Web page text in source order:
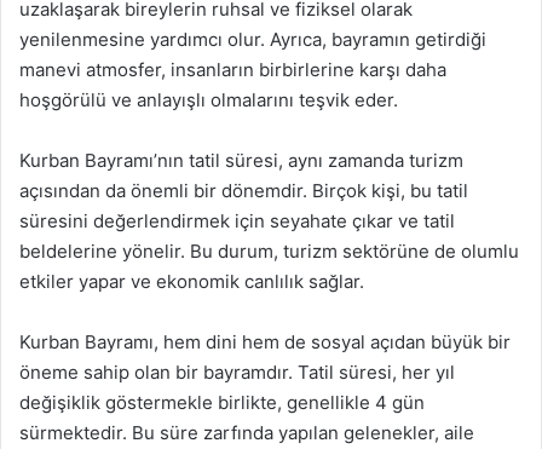
uzaklaşarak bireylerin ruhsal ve fiziksel olarak
yenilenmesine yardımcı olur. Ayrıca, bayramın getirdiği
manevi atmosfer, insanların birbirlerine karşı daha
hoşgörülü ve anlayışlı olmalarını teşvik eder.
Kurban Bayramı’nın tatil süresi, aynı zamanda turizm
açısından da önemli bir dönemdir. Birçok kişi, bu tatil
süresini değerlendirmek için seyahate çıkar ve tatil
beldelerine yönelir. Bu durum, turizm sektörüne de olumlu
etkiler yapar ve ekonomik canlılık sağlar.
Kurban Bayramı, hem dini hem de sosyal açıdan büyük bir
öneme sahip olan bir bayramdır. Tatil süresi, her yıl
değişiklik göstermekle birlikte, genellikle 4 gün
sürmektedir. Bu süre zarfında yapılan gelenekler, aile